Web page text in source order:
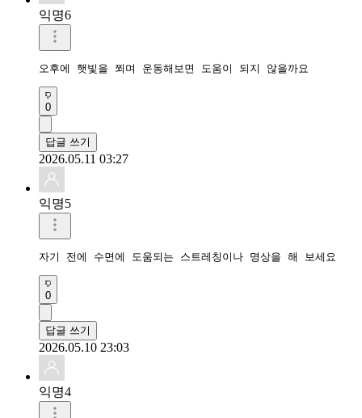
익명6
오후에 햇빛을 쬐며 운동해보면 도움이 되지 않을까요
0
답글 쓰기
2026.05.11 03:27
익명5
자기 전에 수면에 도움되는 스트레칭이나 명상을 해 보세요
0
답글 쓰기
2026.05.10 23:03
익명4